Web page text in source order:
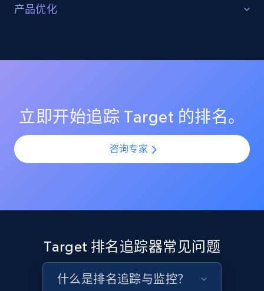
products from Brands URLs
Etsy
URL, Product id, Listing inventory id, Title, Rating,
1.9K+ 323+ 立即开始
Etsy - Collect data on products using
specified keywords
针对算法变化进行优化
台中提升可见性。
产品优化
通过在多个渠道针对目标关键词优化商品列表来解决挑
立即开始追踪 Target 的排名。
咨询专家
Target 排名追踪器常见问题
什么是排名追踪与监控？